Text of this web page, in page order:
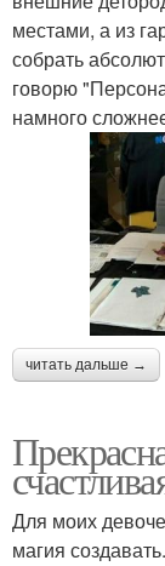
местами, а из
собрать
говорю
намного
читать дальше →
Для моих
магия создавать.